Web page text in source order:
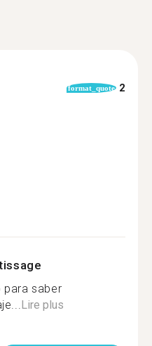
format_quote 2
para saber
Lire plus